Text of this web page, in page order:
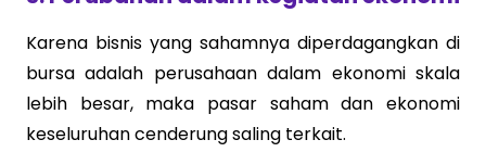
Karena bisnis yang sahamnya diperdagangkan di
bursa adalah perusahaan dalam ekonomi skala
lebih besar, maka pasar saham dan ekonomi
keseluruhan cenderung saling terkait.